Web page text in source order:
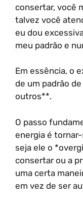
consertar, você
talvez você
eu dou
meu padrão e
Em essência, o
de um padrão
outros**.
O passo
energia é
seja ele o
consertar ou a
uma certa
em vez de ser